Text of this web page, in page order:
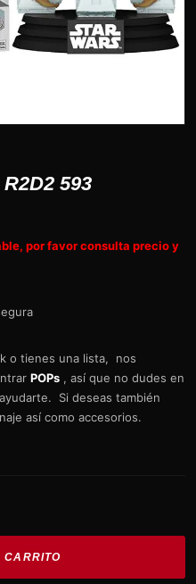
593
por favor consulta precio y
o tienes una lista, nos
POPs , así que no dudes en
Si deseas también
así como accesorios.